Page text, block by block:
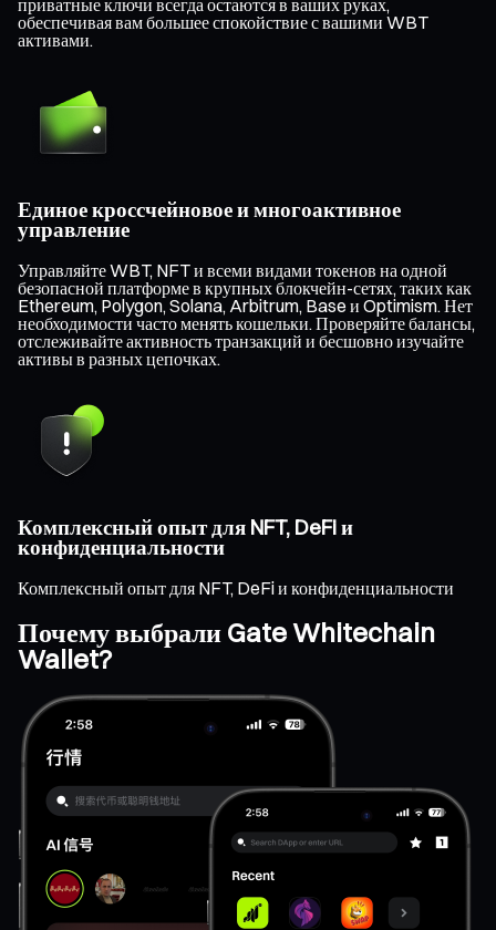
приватные ключи всегда остаются в ваших руках,
обеспечивая вам большее спокойствие с вашими WBT
активами.
Единое кроссчейновое и многоактивное
управление
Управляйте WBT, NFT и всеми видами токенов на одной
безопасной платформе в крупных блокчейн-сетях, таких как
Ethereum, Polygon, Solana, Arbitrum, Base и Optimism. Нет
необходимости часто менять кошельки. Проверяйте балансы,
отслеживайте активность транзакций и бесшовно изучайте
активы в разных цепочках.
Комплексный опыт для NFT, DeFi и
конфиденциальности
Комплексный опыт для NFT, DeFi и конфиденциальности
Почему выбрали Gate Whitechain
Wallet?